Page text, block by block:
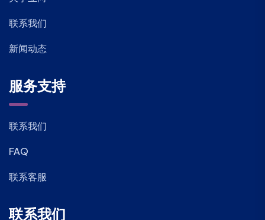
联系我们
新闻动态
服务支持
联系我们
FAQ
联系客服